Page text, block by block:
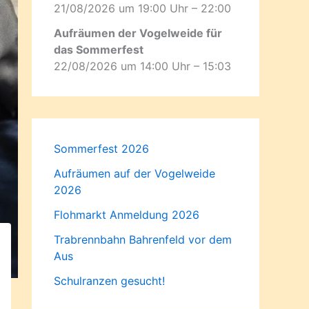
21/08/2026 um 19:00 Uhr – 22:00
Aufräumen der Vogelweide für
das Sommerfest
22/08/2026 um 14:00 Uhr – 15:03
Sommerfest 2026
Aufräumen auf der Vogelweide
2026
Flohmarkt Anmeldung 2026
Trabrennbahn Bahrenfeld vor dem
Aus
Schulranzen gesucht!